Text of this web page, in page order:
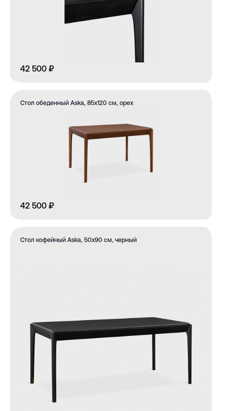
42 500 ₽
Стол обеденный Aska, 85х120 см, орех
42 500 ₽
Стол кофейный Aska, 50х90 см, черный